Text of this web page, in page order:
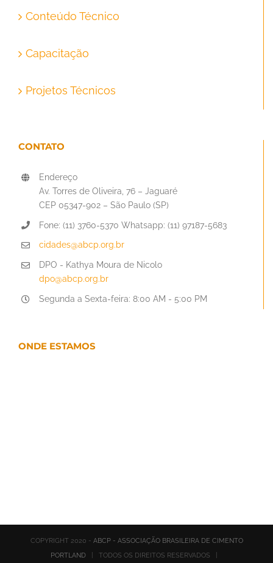
Conteúdo Técnico
Capacitação
Projetos Técnicos
CONTATO
Endereço
Av. Torres de Oliveira, 76 – Jaguaré
CEP 05347-902 – São Paulo (SP)
Fone: (11) 3760-5370 Whatsapp: (11) 97187-5683
cidades@abcp.org.br
DPO - Kathya Moura de Nicolo
dpo@abcp.org.br
Segunda a Sexta-feira: 8:00 AM - 5:00 PM
ONDE ESTAMOS
COPYRIGHT 2020 - ABCP - ASSOCIAÇÃO BRASILEIRA DE CIMENTO
PORTLAND| TODOS OS DIREITOS RESERVADOS |